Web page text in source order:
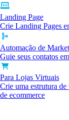
Landing Page
Crie Landing Pages
Automação de
Guie seus contatos
Para Lojas Virtuais
Crie uma estrutura
de ecommerce